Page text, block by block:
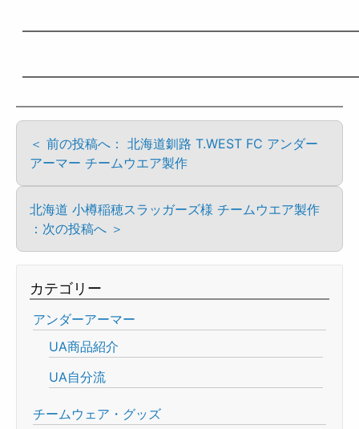
＜ 前の投稿へ： 北海道釧路 T.WEST FC アンダー
アーマー チームウエア製作
北海道 小樽稲穂スラッガーズ様 チームウエア製作
：次の投稿へ ＞
カテゴリー
アンダーアーマー
UA商品紹介
UA自分流
チームウェア・グッズ